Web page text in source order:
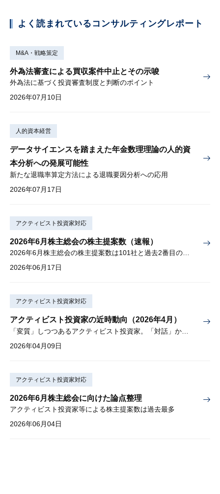
よく読まれているコンサルティングレポート
M&A・戦略策定
外為法審査による買収案件中止とその示唆
外為法に基づく投資審査制度と判断のポイント
2026年07月10日
人的資本経営
データサイエンスを踏まえた年金数理理論の人的資
本分析への発展可能性
新たな退職率算定方法による退職要因分析への応用
2026年07月17日
アクティビスト投資家対応
2026年6月株主総会の株主提案数（速報）
2026年6月株主総会の株主提案数は101社と過去2番目の多さ
2026年06月17日
アクティビスト投資家対応
アクティビスト投資家の近時動向（2026年4月）
2026年04月09日
アクティビスト投資家対応
2026年6月株主総会に向けた論点整理
アクティビスト投資家等による株主提案数は過去最多
2026年06月04日